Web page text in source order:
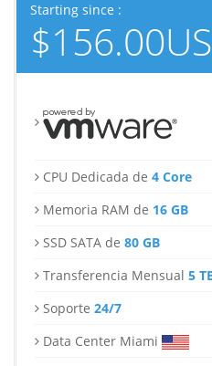
Starting since :
CPU Dedicada de 4 Core
Memoria RAM de 16 GB
SSD SATA de 80 GB
Transferencia Mensual 5
Soporte 24/7
Data Center Miami